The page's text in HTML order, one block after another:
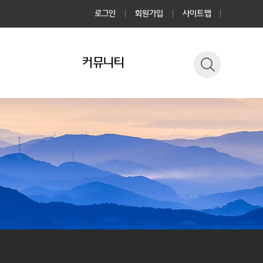
로그인 회원가입 사이트맵
커뮤니티